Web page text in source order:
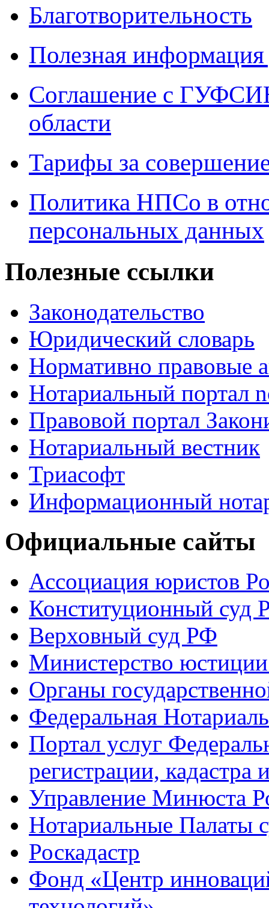
Благотворительность
Полезная
Соглашение с
области
Тарифы за
Политика НПСо в
персональных данных
Полезные ссылки
Законодательство
Юридический словарь
Нормативно правовые
Нотариальный портал
Правовой портал
Нотариальный вестник
Триасофт
Информационный
Официальные сайты
Ассоциация юристов
Конституционный суд
Верховный суд РФ
Министерство
Органы
Федеральная
Портал услуг
регистрации, кадастра
Управление Минюста
Нотариальные Палаты
Роскадастр
Фонд «Центр